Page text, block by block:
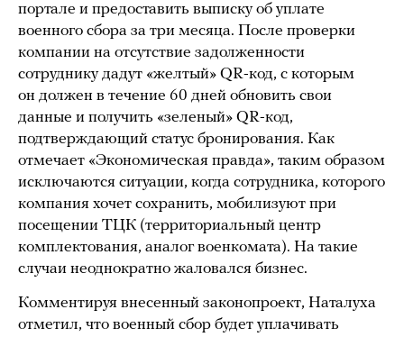
портале и предоставить выписку об уплате
военного сбора за три месяца. После проверки
компании на отсутствие задолженности
сотруднику дадут «желтый» QR-код, с которым
он должен в течение 60 дней обновить свои
данные и получить «зеленый» QR-код,
подтверждающий статус бронирования. Как
отмечает «Экономическая правда», таким образом
исключаются ситуации, когда сотрудника, которого
компания хочет сохранить, мобилизуют при
посещении ТЦК (территориальный центр
комплектования, аналог военкомата). На такие
случаи неоднократно жаловался бизнес.
Комментируя внесенный законопроект, Наталуха
отметил, что военный сбор будет уплачивать